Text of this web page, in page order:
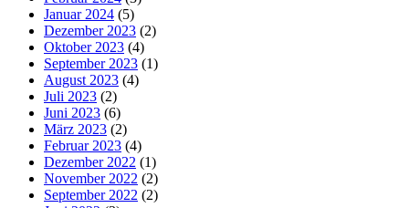
Januar 2024 (5)
Dezember 2023 (2)
Oktober 2023 (4)
September 2023 (1)
August 2023 (4)
Juli 2023 (2)
Juni 2023 (6)
März 2023 (2)
Februar 2023 (4)
Dezember 2022 (1)
November 2022 (2)
September 2022 (2)